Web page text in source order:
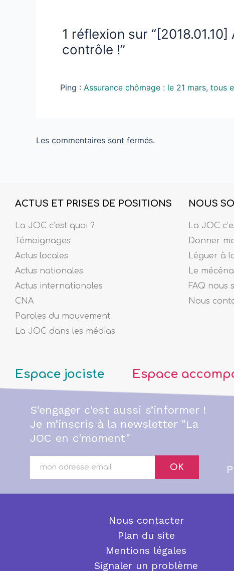
1 réflexion sur
contrôle !”
Ping : Assurance chômage : le 21 mars, tous
Les commentaires sont fermés.
ACTUS ET PRISES DE POSITIONS
La JOC c’est quoi ?
Témoignages
Actus locales
Actus nationales
Actus internationales
CNA
Paroles du mouvement
La JOC dans les médias
NOUS
La JOC
Donner
Léguer à
Le
FAQ nous
Nous
Espace jociste Espace
S’engager c’est aussi s’informer !
Je m’inscris à la newsletter "La
JOC en c'moment"
OK
Nous contacter
Plan du site
Mentions légales
Signaler un problème